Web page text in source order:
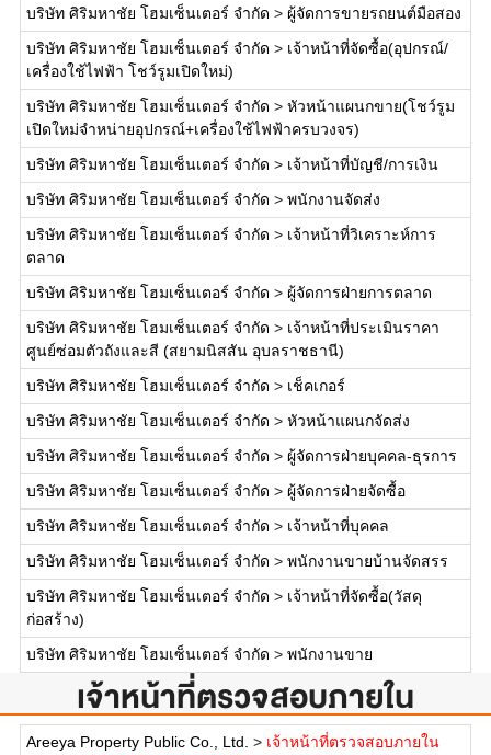
บริษัท ศิริมหาชัย โฮมเซ็นเตอร์ จำกัด > ผู้จัดการขายรถยนต์มือสอง
บริษัท ศิริมหาชัย โฮมเซ็นเตอร์ จำกัด > เจ้าหน้าที่จัดซื้อ(อุปกรณ์/
เครื่องใช้ไฟฟ้า โชว์รูมเปิดใหม่)
บริษัท ศิริมหาชัย โฮมเซ็นเตอร์ จำกัด > หัวหน้าแผนกขาย(โชว์รูม
เปิดใหม่จำหน่ายอุปกรณ์+เครื่องใช้ไฟฟ้าครบวงจร)
บริษัท ศิริมหาชัย โฮมเซ็นเตอร์ จำกัด > เจ้าหน้าที่บัญชี/การเงิน
บริษัท ศิริมหาชัย โฮมเซ็นเตอร์ จำกัด > พนักงานจัดส่ง
บริษัท ศิริมหาชัย โฮมเซ็นเตอร์ จำกัด > เจ้าหน้าที่วิเคราะห์การ
ตลาด
บริษัท ศิริมหาชัย โฮมเซ็นเตอร์ จำกัด > ผู้จัดการฝ่ายการตลาด
บริษัท ศิริมหาชัย โฮมเซ็นเตอร์ จำกัด > เจ้าหน้าที่ประเมินราคา
ศูนย์ซ่อมตัวถังและสี (สยามนิสสัน อุบลราชธานี)
บริษัท ศิริมหาชัย โฮมเซ็นเตอร์ จำกัด > เช็คเกอร์
บริษัท ศิริมหาชัย โฮมเซ็นเตอร์ จำกัด > หัวหน้าแผนกจัดส่ง
บริษัท ศิริมหาชัย โฮมเซ็นเตอร์ จำกัด > ผู้จัดการฝ่ายบุคคล-ธุรการ
บริษัท ศิริมหาชัย โฮมเซ็นเตอร์ จำกัด > ผู้จัดการฝ่ายจัดซื้อ
บริษัท ศิริมหาชัย โฮมเซ็นเตอร์ จำกัด > เจ้าหน้าที่บุคคล
บริษัท ศิริมหาชัย โฮมเซ็นเตอร์ จำกัด > พนักงานขายบ้านจัดสรร
บริษัท ศิริมหาชัย โฮมเซ็นเตอร์ จำกัด > เจ้าหน้าที่จัดซื้อ(วัสดุ
ก่อสร้าง)
บริษัท ศิริมหาชัย โฮมเซ็นเตอร์ จำกัด > พนักงานขาย
เจ้าหน้าที่ตรวจสอบภายใน
Areeya Property Public Co., Ltd. > เจ้าหน้าที่ตรวจสอบภายใน